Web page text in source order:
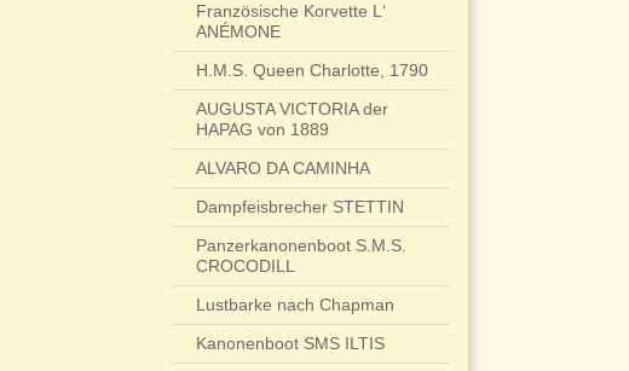
Französische Korvette L‘
ANÉMONE
H.M.S. Queen Charlotte, 1790
AUGUSTA VICTORIA der
HAPAG von 1889
ALVARO DA CAMINHA
Dampfeisbrecher STETTIN
Panzerkanonenboot S.M.S.
CROCODILL
Lustbarke nach Chapman
Kanonenboot SMS ILTIS